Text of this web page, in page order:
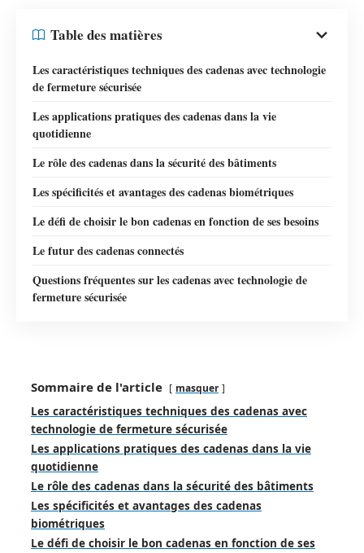
Table des matières
Les caractéristiques techniques des cadenas avec technologie
de fermeture sécurisée
Les applications pratiques des cadenas dans la vie
quotidienne
Le rôle des cadenas dans la sécurité des bâtiments
Les spécificités et avantages des cadenas biométriques
Le défi de choisir le bon cadenas en fonction de ses besoins
Le futur des cadenas connectés
Questions fréquentes sur les cadenas avec technologie de
fermeture sécurisée
Sommaire de l'article masquer
Les caractéristiques techniques des cadenas avec
technologie de fermeture sécurisée
Les applications pratiques des cadenas dans la vie
quotidienne
Le rôle des cadenas dans la sécurité des bâtiments
Les spécificités et avantages des cadenas
biométriques
Le défi de choisir le bon cadenas en fonction de ses